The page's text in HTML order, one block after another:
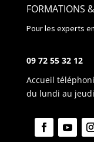
FORMATIONS
Pour les experts
09 72 55 32 12
Accueil
du lundi au